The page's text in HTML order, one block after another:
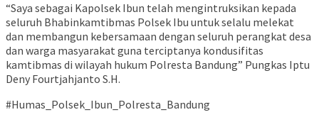
“Saya sebagai Kapolsek Ibun telah mengintruksikan kepada
seluruh Bhabinkamtibmas Polsek Ibu untuk selalu melekat
dan membangun kebersamaan dengan seluruh perangkat desa
dan warga masyarakat guna terciptanya kondusifitas
kamtibmas di wilayah hukum Polresta Bandung” Pungkas Iptu
Deny Fourtjahjanto S.H.
#Humas_Polsek_Ibun_Polresta_Bandung